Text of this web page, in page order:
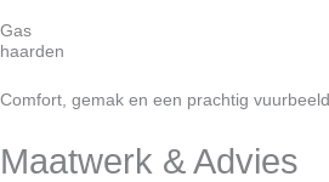
Gas
haarden
Comfort, gemak en een prachtig vuurbeeld
Maatwerk & Advies